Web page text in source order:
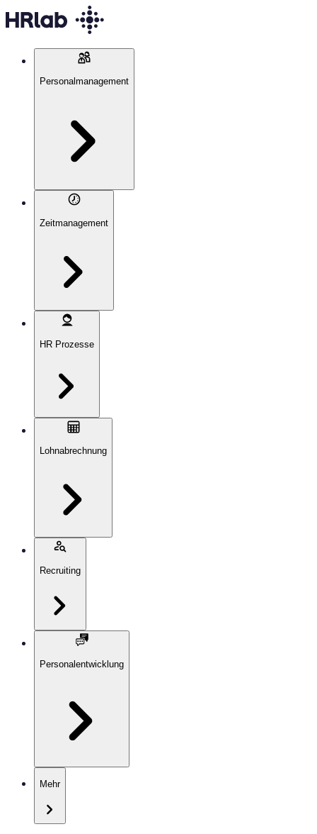
Personalmanagement
Zeitmanagement
HR Prozesse
Lohnabrechnung
Recruiting
Personalentwicklung
Mehr